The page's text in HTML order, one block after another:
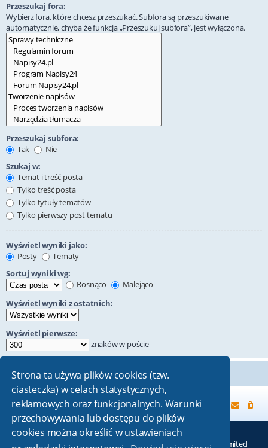
Strona ta używa plików cookies (tzw.
ciasteczka) w celach statystycznych,
reklamowych oraz funkcjonalnych. Warunki
przechowywania lub dostępu do plików
cookies można określić w ustawieniach
Przeszukaj fora:
Wybierz fora, które chcesz przeszukać. Subfora są przeszukiwane
automatycznie, chyba że funkcja „Przeszukuj subfora”, jest wyłączona.
Przeszukaj subfora:
Tak
Nie
Szukaj w:
Temat i treść posta
Tylko treść posta
Tylko tytuły tematów
Tylko pierwszy post tematu
Wyświetl wyniki jako:
Posty
Tematy
Sortuj wyniki wg:
Rosnąco
Malejąco
Wyświetl wyniki z ostatnich:
Wyświetl pierwsze:
znaków w poście
Strona główna
Technologię dostarcza phpBB® Forum Software © phpBB Limited